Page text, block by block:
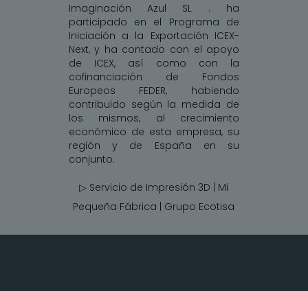
Imaginación Azul SL . ha
participado en el Programa de
Iniciación a la Exportación ICEX-
Next, y ha contado con el apoyo
de ICEX, así como con la
cofinanciación de Fondos
Europeos FEDER, habiendo
contribuido según la medida de
los mismos, al crecimiento
económico de esta empresa, su
región y de España en su
conjunto.
▷ Servicio de Impresión 3D | Mi
Pequeña Fábrica | Grupo Ecotisa